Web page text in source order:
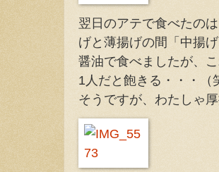
翌日のアテで食べたの
げと薄揚げの間「中揚
醤油で食べましたが、
1人だと飽きる・・・
そうですが、わたしゃ